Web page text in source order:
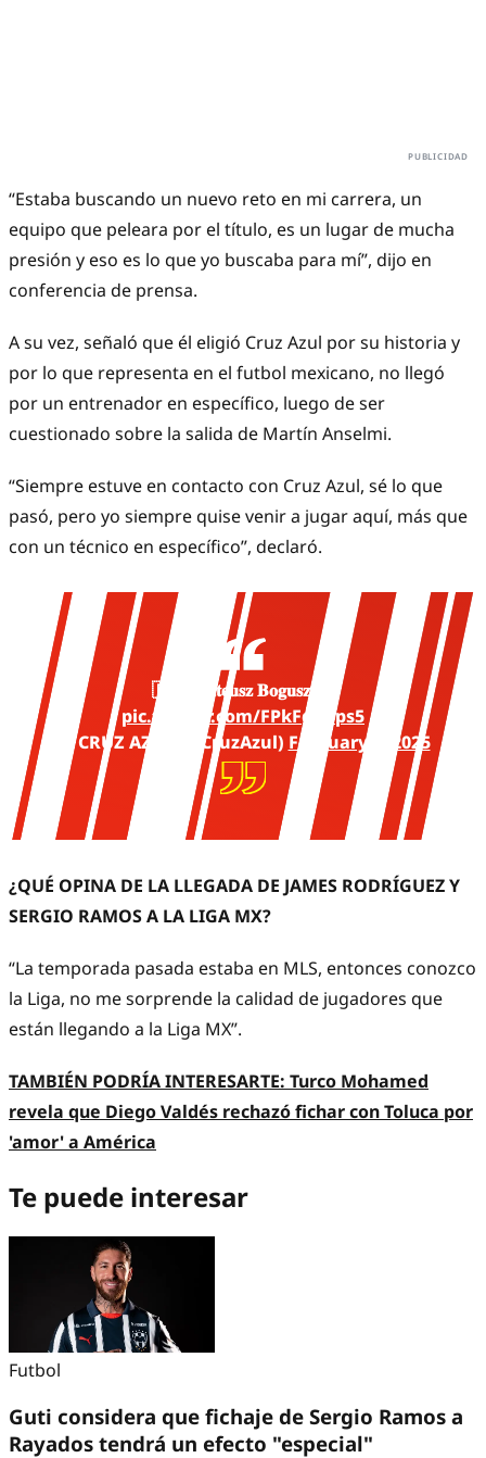
“Estaba buscando un nuevo reto en mi carrera, un
equipo que peleara por el título, es un lugar de mucha
presión y eso es lo que yo buscaba para mí”, dijo en
conferencia de prensa.
A su vez, señaló que él eligió Cruz Azul por su historia y
por lo que representa en el futbol mexicano, no llegó
por un entrenador en específico, luego de ser
cuestionado sobre la salida de Martín Anselmi.
“Siempre estuve en contacto con Cruz Azul, sé lo que
pasó, pero yo siempre quise venir a jugar aquí, más que
con un técnico en específico”, declaró.
🇵🇱 𝐌𝐚𝐭𝐞𝐮𝐬𝐳 𝐁𝐨𝐠𝐮𝐬𝐳 7️⃣
pic.twitter.com/FPkFgnops5
— CRUZ AZUL (@CruzAzul) February 6, 2025
¿QUÉ OPINA DE LA LLEGADA DE JAMES RODRÍGUEZ Y
SERGIO RAMOS A LA LIGA MX?
“La temporada pasada estaba en MLS, entonces conozco
la Liga, no me sorprende la calidad de jugadores que
están llegando a la Liga MX”.
TAMBIÉN PODRÍA INTERESARTE: Turco Mohamed
revela que Diego Valdés rechazó fichar con Toluca por
'amor' a América
Te puede interesar
Futbol
Guti considera que fichaje de Sergio Ramos a
Rayados tendrá un efecto "especial"